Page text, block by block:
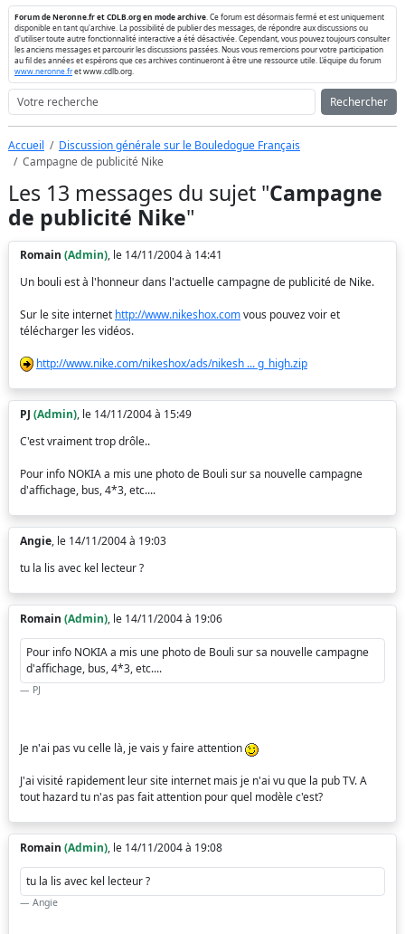
Forum de Neronne.fr et CDLB.org en mode archive . Ce forum est désormais fermé et est uniquement
disponible en tant qu'archive. La possibilité de publier des messages, de répondre aux discussions ou
d'utiliser toute autre fonctionnalité interactive a été désactivée. Cependant, vous pouvez toujours consulter
les anciens messages et parcourir les discussions passées. Nous vous remercions pour votre participation
au fil des années et espérons que ces archives continueront à être une ressource utile. L'équipe du forum
www.neronne.fret www.cdlb.org.
Rechercher
Accueil
Discussion générale sur le Bouledogue Français
Campagne de publicité Nike
Les 13 messages du sujet "Campagne
de publicité Nike"
Romain (Admin), le 14/11/2004 à 14:41
Un bouli est à l'honneur dans l'actuelle campagne de publicité de Nike.
Sur le site internet http://www.nikeshox.comvous pouvez voir et
télécharger les vidéos.
http://www.nike.com/nikeshox/ads/nikesh ... g_high.zip
PJ (Admin), le 14/11/2004 à 15:49
C'est vraiment trop drôle..
Pour info NOKIA a mis une photo de Bouli sur sa nouvelle campagne
d'affichage, bus, 4*3, etc....
Angie, le 14/11/2004 à 19:03
tu la lis avec kel lecteur ?
Romain (Admin), le 14/11/2004 à 19:06
Pour info NOKIA a mis une photo de Bouli sur sa nouvelle campagne
d'affichage, bus, 4*3, etc....
PJ
Je n'ai pas vu celle là, je vais y faire attention
J'ai visité rapidement leur site internet mais je n'ai vu que la pub TV. A
tout hazard tu n'as pas fait attention pour quel modèle c'est?
Romain (Admin), le 14/11/2004 à 19:08
tu la lis avec kel lecteur ?
Angie